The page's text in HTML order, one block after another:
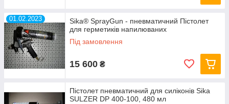
01.02.2023
Sika® SprayGun - пневматичний Пістолет
для герметиків напилюваних
Під замовлення
15 600 ₴
Пістолет пневматичний для силіконів Sika
SULZER DP 400-100, 480 мл